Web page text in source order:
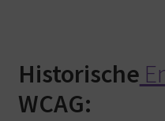
Historische
WCAG: